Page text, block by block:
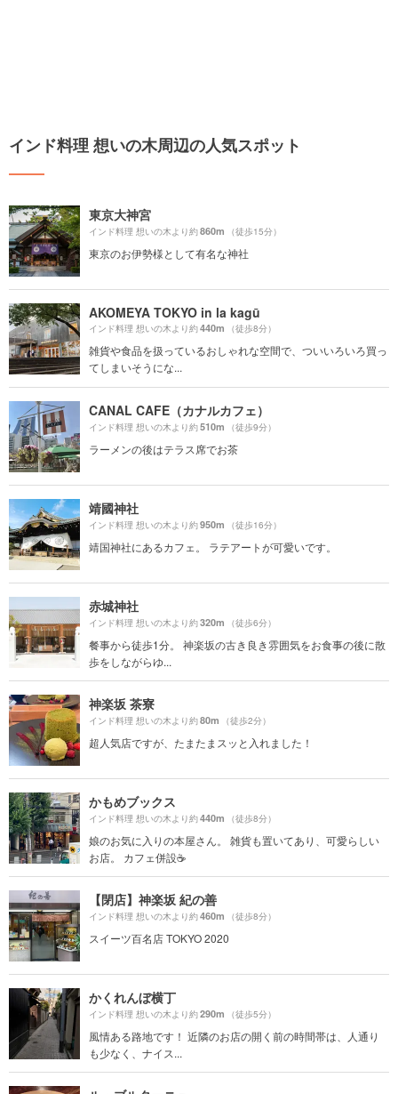
インド料理 想いの木周辺の人気スポット
東京大神宮
インド料理 想いの木より約860m （徒歩15分）
東京のお伊勢様として有名な神社
AKOMEYA TOKYO in la kagū
インド料理 想いの木より約440m （徒歩8分）
雑貨や食品を扱っているおしゃれな空間で、ついいろいろ買っ
てしまいそうにな...
CANAL CAFE（カナルカフェ）
インド料理 想いの木より約510m （徒歩9分）
ラーメンの後はテラス席でお茶
靖國神社
インド料理 想いの木より約950m （徒歩16分）
靖国神社にあるカフェ。 ラテアートが可愛いです。
赤城神社
インド料理 想いの木より約320m （徒歩6分）
餐事から徒歩1分。 神楽坂の古き良き雰囲気をお食事の後に散
歩をしながらゆ...
神楽坂 茶寮
インド料理 想いの木より約80m （徒歩2分）
超人気店ですが、たまたまスッと入れました！
かもめブックス
インド料理 想いの木より約440m （徒歩8分）
娘のお気に入りの本屋さん。 雑貨も置いてあり、可愛らしい
お店。 カフェ併設☕️
【閉店】神楽坂 紀の善
インド料理 想いの木より約460m （徒歩8分）
スイーツ百名店 TOKYO 2020
かくれんぼ横丁
インド料理 想いの木より約290m （徒歩5分）
風情ある路地です！ 近隣のお店の開く前の時間帯は、人通り
も少なく、ナイス...